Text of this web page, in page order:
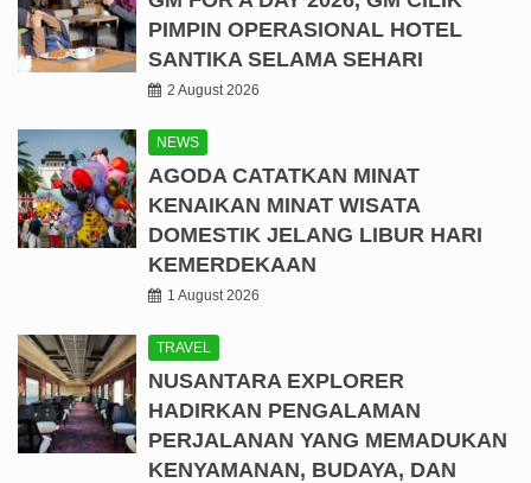
PIMPIN OPERASIONAL HOTEL
SANTIKA SELAMA SEHARI
2 August 2026
NEWS
AGODA CATATKAN MINAT
KENAIKAN MINAT WISATA
DOMESTIK JELANG LIBUR HARI
KEMERDEKAAN
1 August 2026
TRAVEL
NUSANTARA EXPLORER
HADIRKAN PENGALAMAN
PERJALANAN YANG MEMADUKAN
KENYAMANAN, BUDAYA, DAN